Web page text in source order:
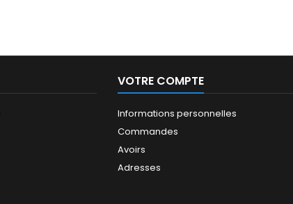
VOTRE COMPTE
Informations personnelles
Commandes
Avoirs
Adresses